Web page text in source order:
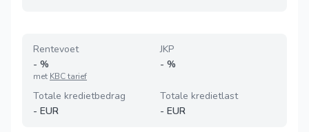
Rentevoet
- %
met KBC tarief
JKP
- %
Totale kredietbedrag
- EUR
Totale kredietlast
- EUR